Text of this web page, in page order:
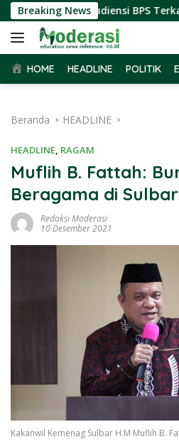
Langsung
ke
konten
Breaking News
Terima Audiensi BPS Terkait
HOME HEADLINE POLITIK
Beranda HEADLINE
HEADLINE, RAGAM
Muflih B. Fattah:
Beragama di Sulbar
Redaksi Moderasi
10 Desember 2021
Kakanwil Kemenag Sulbar H.M Muflih B.